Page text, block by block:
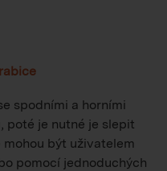
spodními a horními
poté je nutné je slepit
být uživatelem
pomocí jednoduchých